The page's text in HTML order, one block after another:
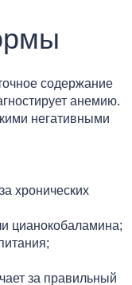
содержание
анемию.
негативными
хронических
цианокобаламина;
за правильный